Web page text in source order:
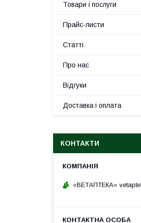
Товари і послуги
Прайс-листи
Статті
Про нас
Відгуки
Доставка і оплата
КОНТАКТИ
«ВЕТАПТЕКА»